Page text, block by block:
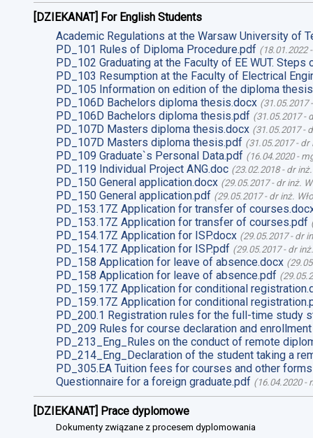
[DZIEKANAT] For English Students
Academic Regulations at the Warsaw University of
PD_101 Rules of Diploma Procedure.pdf (18.01.2022
PD_102 Graduating at the Faculty of EE WUT.
PD_103 Resumption at the Faculty of Electrical
PD_105 Information on edition of the diploma
PD_106D Bachelors diploma thesis.docx (31.05.2017
PD_106D Bachelors diploma thesis.pdf (31.05.2017-
PD_107D Masters diploma thesis.docx (31.05.2017-
PD_107D Masters diploma thesis.pdf (31.05.2017- dr
PD_109 Graduate`s Personal Data.pdf (16.04.2020-
PD_119 Individual Project ANG.doc (23.02.2018- dr
PD_150 General application.docx (29.05.2017- dr inż.
PD_150 General application.pdf (29.05.2017- dr inż.
PD_153.17Z Application for transfer of
PD_153.17Z Application for transfer of courses.pdf
PD_154.17Z Application for ISP.docx (29.05.2017- dr
PD_154.17Z Application for ISP.pdf (29.05.2017- dr
PD_158 Application for leave of absence.docx (
PD_158 Application for leave of absence.pdf (
PD_159.17Z Application for conditional
PD_159.17Z Application for conditional
PD_200.1 Registration rules for the full-time study
PD_209 Rules for course declaration and
PD_213_Eng_Rules on the conduct of remote
PD_214_Eng_Declaration of the student taking a
PD_305.EA Tuition fees for courses and other
Questionnaire for a foreign graduate.pdf (16.04.2020-
[DZIEKANAT] Prace dyplomowe
Dokumenty związane z procesem dyplomowania